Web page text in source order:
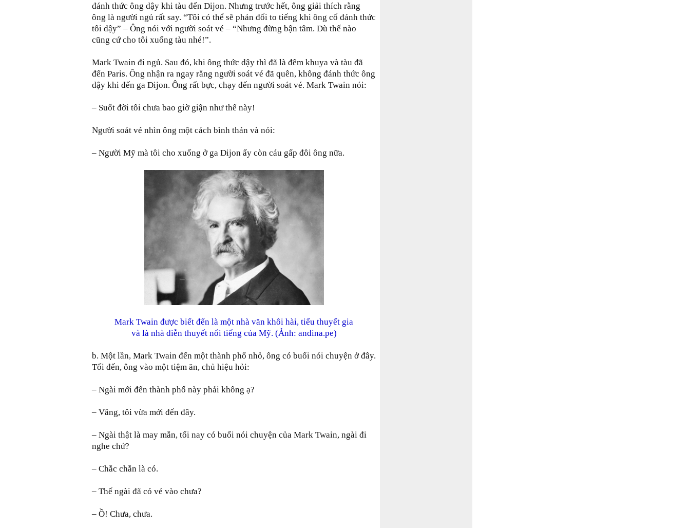
đánh thức ông dậy khi tàu đến Dijon. Nhưng trước hết, ông giải thích rằng
ông là người ngủ rất say. “Tôi có thể sẽ phản đối to tiếng khi ông cố đánh thức
tôi dậy” – Ông nói với người soát vé – “Nhưng đừng bận tâm. Dù thế nào
cũng cứ cho tôi xuống tàu nhé!”.
Mark Twain đi ngủ. Sau đó, khi ông thức dậy thì đã là đêm khuya và tàu đã
đến Paris. Ông nhận ra ngay rằng người soát vé đã quên, không đánh thức ông
dậy khi đến ga Dijon. Ông rất bực, chạy đến người soát vé. Mark Twain nói:
– Suốt đời tôi chưa bao giờ giận như thế này!
Người soát vé nhìn ông một cách bình thản và nói:
– Người Mỹ mà tôi cho xuống ở ga Dijon ấy còn cáu gấp đôi ông nữa.
Mark Twain được biết đến là một nhà văn khôi hài, tiểu thuyết gia
và là nhà diễn thuyết nổi tiếng của Mỹ. (Ảnh: andina.pe)
b. Một lần, Mark Twain đến một thành phố nhỏ, ông có buổi nói chuyện ở đây.
Tối đến, ông vào một tiệm ăn, chủ hiệu hỏi:
– Ngài mới đến thành phố này phải không ạ?
– Vâng, tôi vừa mới đến đây.
– Ngài thật là may mắn, tối nay có buổi nói chuyện của Mark Twain, ngài đi
nghe chứ?
– Chắc chắn là có.
– Thế ngài đã có vé vào chưa?
– Ồ! Chưa, chưa.